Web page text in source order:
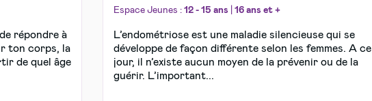
répondre à
ton corps, la
de quel âge
Espace Jeunes : 12 - 15 ans 16 ans et +
L’endométriose est une maladie silencieuse qui se
développe de façon différente selon les femmes. A ce
jour, il n’existe aucun moyen de la prévenir ou de la
guérir. L’important...